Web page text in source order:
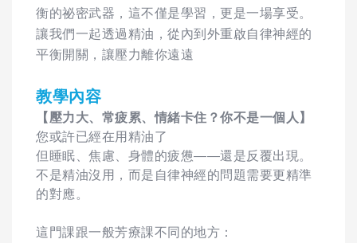
衡的祕密武器，這不僅是學習，更是一場享受。
讓我們一起透過精油，從內到外重啟自律神經的
平衡開關，讓壓力離你遠遠
教學內容
【壓力大、常疲累、情緒卡住？你不是一個人】
您或許已經在用精油了
但睡眠、焦慮、身體的疲憊——還是反覆出現。
不是精油沒用，而是自律神經的問題需要更精準
的對應。
這門課跟一般芳療課不同的地方：